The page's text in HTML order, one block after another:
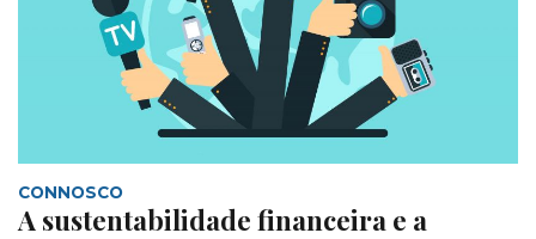
CONNOSCO
A sustentabilidade financeira e a